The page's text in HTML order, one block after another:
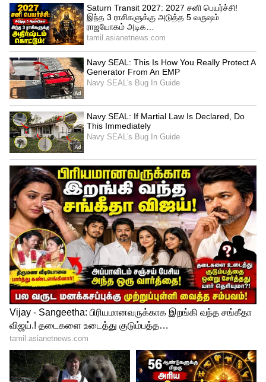
நிறைவேற்ற முடியவில்லை என்று
வெறுமனே புலம்புவதை ஏற்றுக்கொள்ள
முடியாது. அதே போல் அலட்சியமும்
ஏற்றுக்கொள்ள முடியாதது. இந்த கவுன்சில்
செயலிழப்பதற்கான காரணங்கள் நன்கு
அறியப்பட்டவை. அவற்றை சரிசெய்வது நம்
கையில் தான் உள்ளது. அனைத்து
தீவிரத்தன்மையிலும், அவ்வாறு
செய்வதற்கு தேவையான கட்டமைப்பு
சீர்திருத்தங்களை கருத்தில் கொள்ள நேரம்
சரியானது என்று கியாசோபன்
தெரிவித்தார்.